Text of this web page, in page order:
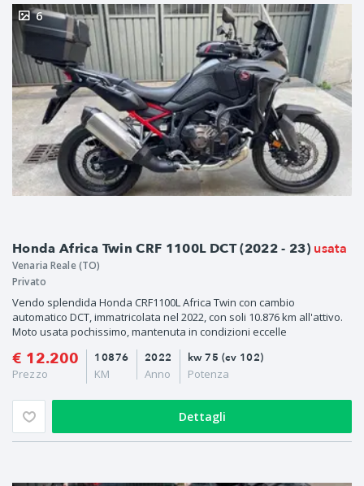
Honda Africa Twin CRF 1100L DCT (2022 - 23) usata
6
Venaria Reale (TO)
Privato
Vendo splendida Honda CRF1100L Africa Twin con cambio
automatico DCT, immatricolata nel 2022, con soli 10.876 km all'attivo.
Moto usata pochissimo, mantenuta in condizioni eccelle
€ 12.200
Prezzo
2022
Anno
10876
KM
kw 75 (cv 102)
Potenza
Dettagli